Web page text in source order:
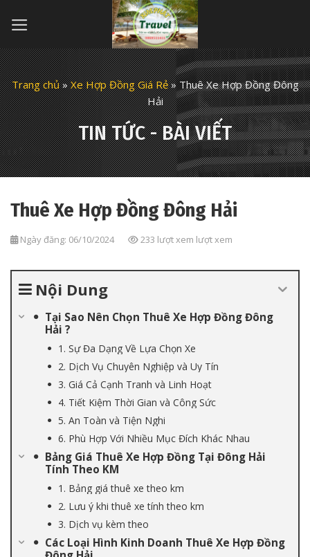
Trang chủ»Xe Hợp Đồng Giá Rẻ»Thuê Xe Hợp Đồng Đông
Hải
TIN TỨC - BÀI VIẾT
Thuê Xe Hợp Đồng Đông Hải
Ngày đăng: 06/10/2024 233 lượt xem lượt xem
Nội Dung
Tại Sao Nên Chọn Thuê Xe Hợp Đồng Đông
Hải ?
1. Sự Đa Dạng Về Lựa Chọn Xe
2. Dịch Vụ Chuyên Nghiệp và Uy Tín
3. Giá Cả Cạnh Tranh và Linh Hoạt
4. Tiết Kiệm Thời Gian và Công Sức
5. An Toàn và Tiện Nghi
6. Phù Hợp Với Nhiều Mục Đích Khác Nhau
Bảng Giá Thuê Xe Hợp Đồng Tại Đông Hải
Tính Theo KM
1. Bảng giá thuê xe theo km
2. Lưu ý khi thuê xe tính theo km
3. Dịch vụ kèm theo
Các Loại Hình Kinh Doanh Thuê Xe Hợp Đồng